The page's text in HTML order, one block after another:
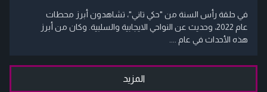
في حلقة رأس السنة من "حكي تاني"، تشاهدون أبرز محطات
عام 2022، وحديث عن النواحي الايجابية والسلبية. وكان من أبرز
هذه الأحداث في عام ....
المزيد